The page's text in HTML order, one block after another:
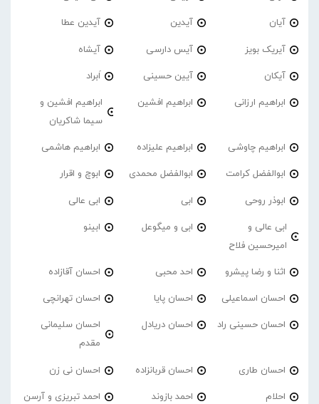
آیان آیدین آیدین عطا
آیریک بویز آیس دارسی آیشاه
آیکان آیین حسینی اَبراد
ابراهیم ارزانی ابراهیم افشین
ابراهیم افشین و
سیما شاکریان
ابراهیم چاوشی ابراهیم علیزاده ابراهیم هاشمی
ابوالفضل کرامت ابوالفضل محمدی ابوچ و اقرار
ابوذر روحی ابی ابی عالی
ابی عالی و
امیرحسین فلاح
ابی و میگوعل ابینو
اثنا و رضا پیشرو احد محبی احسان آقازاده
احسان اسماعیلی احسان پایا احسان تهرانچی
احسان حسینی راد احسان دریادل
احسان سلیمانی
مقدم
احسان طاری احسان قربانزاده احسان نی زن
احلام احمد بازوند احمد تبریزی و آرسن